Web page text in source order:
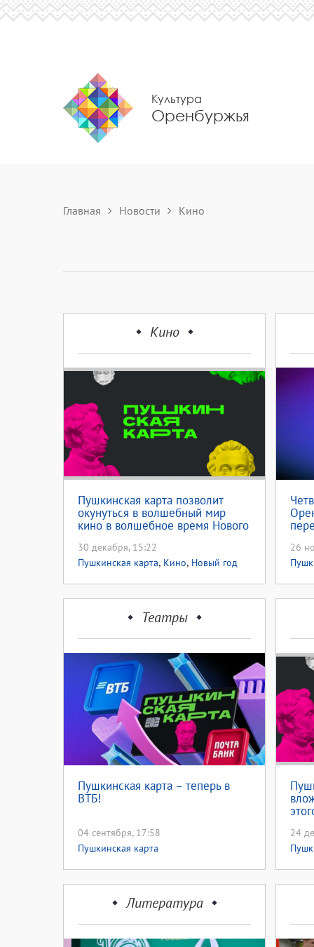
Культура
Оренбуржья
Главная Новости Кино
Кино
Пушкинская карта позволит
окунуться в волшебный мир
кино в волшебное время Нового
30 декабря, 15:22
Пушкинская карта, Кино, Новый год
26
Театры
Пушкинская карта – теперь в
ВТБ!
04 сентября, 17:58
Пушкинская карта
24
Литература